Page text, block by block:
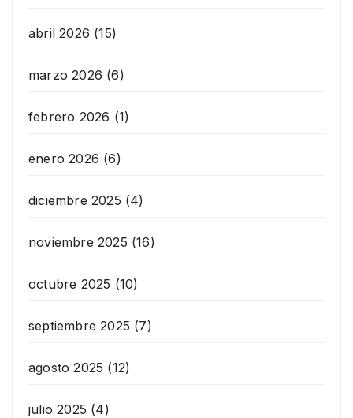
abril 2026 (15)
marzo 2026 (6)
febrero 2026 (1)
enero 2026 (6)
diciembre 2025 (4)
noviembre 2025 (16)
octubre 2025 (10)
septiembre 2025 (7)
agosto 2025 (12)
julio 2025 (4)